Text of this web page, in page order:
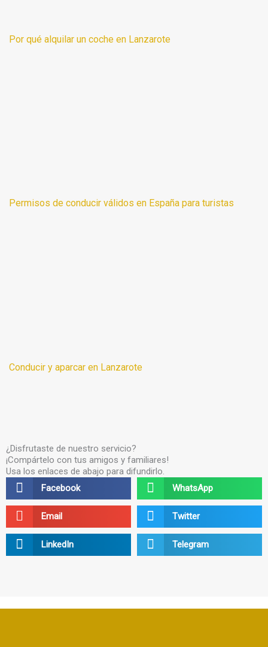
Por qué alquilar un coche en Lanzarote
Permisos de conducir válidos en España para turistas
Conducir y aparcar en Lanzarote
¿Disfrutaste de nuestro servicio?
¡Compártelo con tus amigos y familiares!
Usa los enlaces de abajo para difundirlo.
Share
on
Facebook
Share
on
WhatsApp
Share
on
Email
Share
on
Twitter
Share
on
LinkedIn
Share
on
Telegram